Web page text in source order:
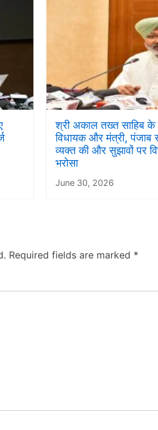
श्री अकाल तख्त साहिब
विधायक और मंत्री, पंजाब
व्यक्त की और सुझावों पर
भरोसा
June 30, 2026
Required fields are marked *